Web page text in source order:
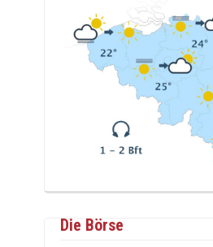
Die Börse